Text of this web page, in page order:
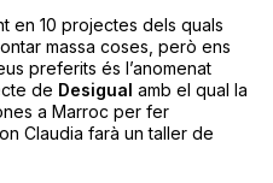
en 10 projectes dels quals
massa coses, però ens
preferits és l’anomenat
de Desigual amb el qual la
a Marroc per fer
Claudia farà un taller de